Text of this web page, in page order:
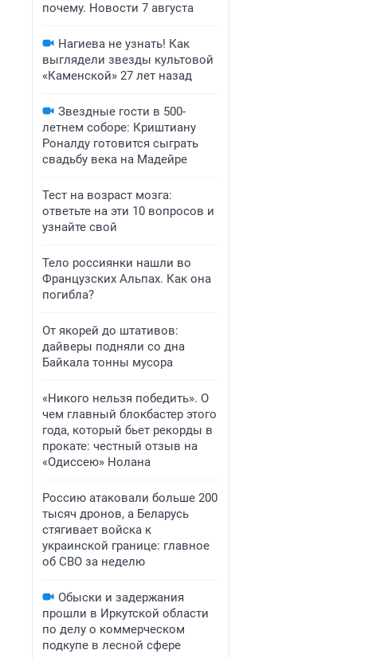
почему. Новости 7 августа
Нагиева не узнать! Как
выглядели звезды культовой
«Каменской» 27 лет назад
Звездные гости в 500-
летнем соборе: Криштиану
Роналду готовится сыграть
свадьбу века на Мадейре
Тест на возраст мозга:
ответьте на эти 10 вопросов и
узнайте свой
Тело россиянки нашли во
Французских Альпах. Как она
погибла?
От якорей до штативов:
дайверы подняли со дна
Байкала тонны мусора
«Никого нельзя победить». О
чем главный блокбастер этого
года, который бьет рекорды в
прокате: честный отзыв на
«Одиссею» Нолана
Россию атаковали больше 200
тысяч дронов, а Беларусь
стягивает войска к
украинской границе: главное
об СВО за неделю
Обыски и задержания
прошли в Иркутской области
по делу о коммерческом
подкупе в лесной сфере